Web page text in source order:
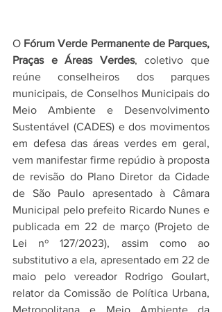
O Fórum Verde Permanente de Parques,
Praças e Áreas Verdes, coletivo que
reúne conselheiros dos parques
municipais, de Conselhos Municipais do
Meio Ambiente e Desenvolvimento
Sustentável (CADES) e dos movimentos
em defesa das áreas verdes em geral,
vem manifestar firme repúdio à proposta
de revisão do Plano Diretor da Cidade
de São Paulo apresentado à Câmara
Municipal pelo prefeito Ricardo Nunes e
publicada em 22 de março (Projeto de
Lei nº 127/2023), assim como ao
substitutivo a ela, apresentado em 22 de
maio pelo vereador Rodrigo Goulart,
relator da Comissão de Política Urbana,
Metropolitana e Meio Ambiente da